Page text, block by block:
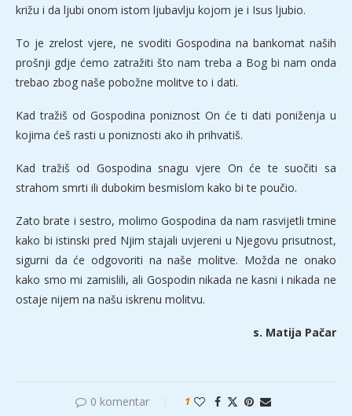
križu i da ljubi onom istom ljubavlju kojom je i Isus ljubio.
To je zrelost vjere, ne svoditi Gospodina na bankomat naših
prošnji gdje ćemo zatražiti što nam treba a Bog bi nam onda
trebao zbog naše pobožne molitve to i dati.
Kad tražiš od Gospodina poniznost On će ti dati poniženja u
kojima ćeš rasti u poniznosti ako ih prihvatiš.
Kad tražiš od Gospodina snagu vjere On će te suočiti sa
strahom smrti ili dubokim besmislom kako bi te poučio.
Zato brate i sestro, molimo Gospodina da nam rasvijetli tmine
kako bi istinski pred Njim stajali uvjereni u Njegovu prisutnost,
sigurni da će odgovoriti na naše molitve. Možda ne onako
kako smo mi zamislili, ali Gospodin nikada ne kasni i nikada ne
ostaje nijem na našu iskrenu molitvu.
s. Matija Pačar
0 komentar 1